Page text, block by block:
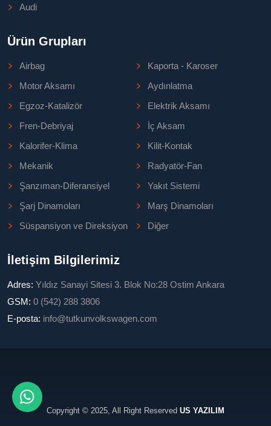
Audi
Ürün Grupları
Airbag
Kaporta - Karoser
Motor Aksamı
Aydınlatma
Egzoz-Katalizör
Elektrik Aksamı
Fren-Debriyaj
İç Aksam
Kalorifer-Klima
Kilit-Kontak
Mekanik
Radyatör-Fan
Şanzıman-Diferansiyel
Yakıt Sistemi
Şarj Dinamoları
Marş Dinamoları
Süspansiyon ve Direksiyon
Diğer
İletişim Bilgilerimiz
Adres: Yıldız Sanayi Sitesi 3. Blok No:28 Ostim Ankara
GSM: 0 (542) 288 3806
E-posta: info@tutkunvolkswagen.com
Copyright © 2025, All Right Reserved US YAZILIM